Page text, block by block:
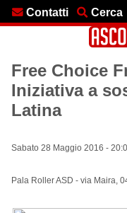
Contatti
Cerca
‎Free Choice
Iniziativa a
Latina
Sabato 28 Maggio 2016 -
Pala Roller ASD - via Maira,